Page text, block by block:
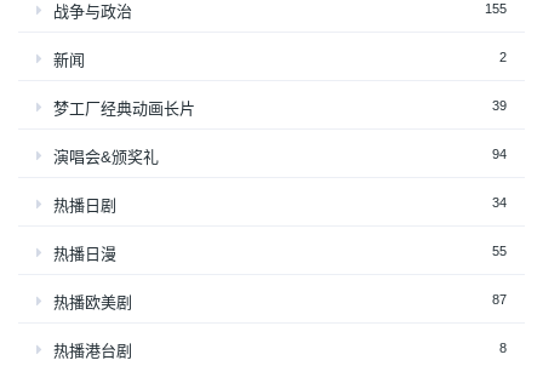
战争与政治 155
新闻 2
梦工厂经典动画长片 39
演唱会&颁奖礼 94
热播日剧 34
热播日漫 55
热播欧美剧 87
热播港台剧 8